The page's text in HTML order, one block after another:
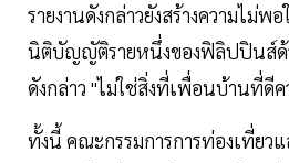
รายงานดังกล่าวยังสร้างความไม่พ
นิติบัญญัติรายหนึ่งของฟิลิปปินส์ด้ว
ดังกล่าว "ไม่ใช่สิ่งที่เพื่อนบ้านที่ดีค
ทั้งนี้ คณะกรรมการการท่องเที่ยว